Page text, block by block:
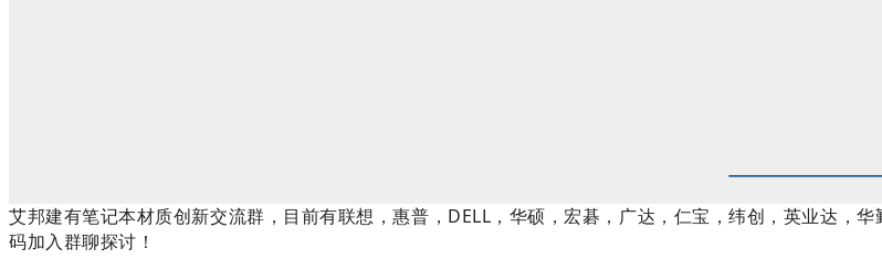
艾邦建有笔记本材质创新交流群，目前有联想，惠普，DELL，华硕，宏碁，广达，仁宝，纬创，英业达，
码加入群聊探讨！